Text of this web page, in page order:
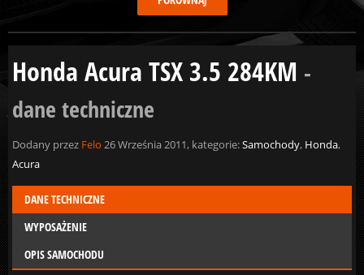
Honda Acura TSX 3.5 284KM -
dane techniczne
Dodany przez Felo 26 Września 2011, kategorie:Samochody, Honda,
Acura
DANE TECHNICZNE
WYPOSAŻENIE
OPIS SAMOCHODU